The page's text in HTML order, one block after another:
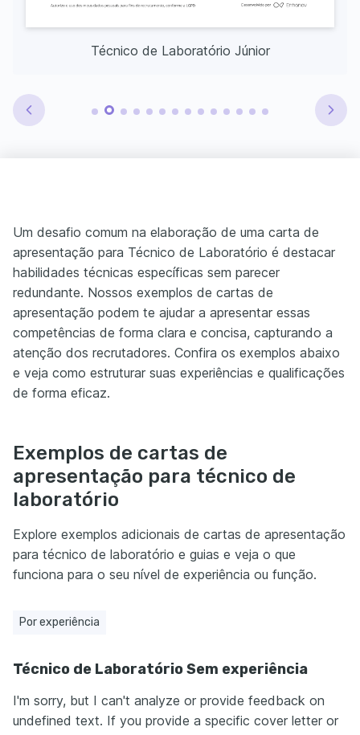
Técnico de Laboratório Júnior
Um desafio comum na elaboração de uma carta de
apresentação para Técnico de Laboratório é destacar
habilidades técnicas específicas sem parecer
redundante. Nossos exemplos de cartas de
apresentação podem te ajudar a apresentar essas
competências de forma clara e concisa, capturando a
atenção dos recrutadores. Confira os exemplos abaixo
e veja como estruturar suas experiências e qualificações
de forma eficaz.
Exemplos de cartas de
apresentação para técnico de
laboratório
Explore exemplos adicionais de cartas de apresentação
para técnico de laboratório e guias e veja o que
funciona para o seu nível de experiência ou função.
Por experiência
Técnico de Laboratório Sem experiência
I'm sorry, but I can't analyze or provide feedback on
undefined text. If you provide a specific cover letter or